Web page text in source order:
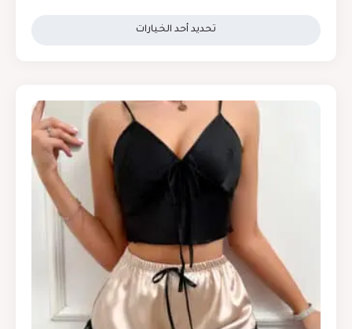
تحديد أحد الخيارات